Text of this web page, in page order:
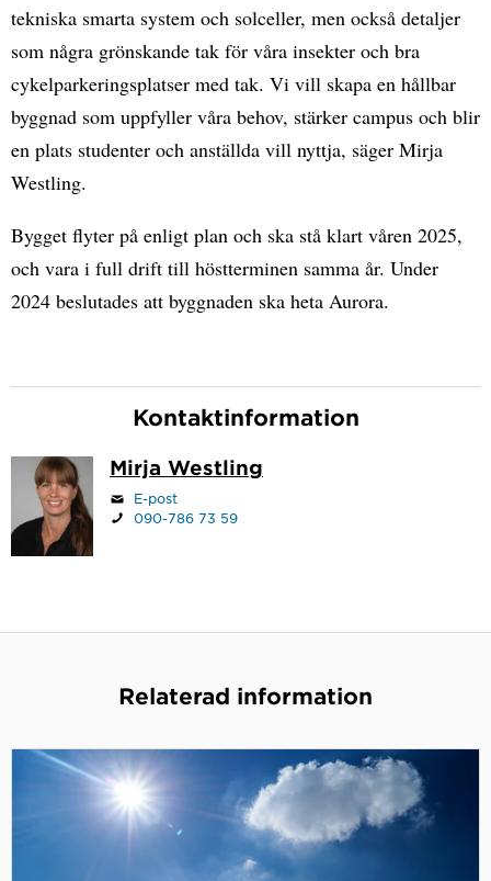
tekniska smarta system och solceller, men också detaljer
som några grönskande tak för våra insekter och bra
cykelparkeringsplatser med tak. Vi vill skapa en hållbar
byggnad som uppfyller våra behov, stärker campus och blir
en plats studenter och anställda vill nyttja, säger Mirja
Westling.
Bygget flyter på enligt plan och ska stå klart våren 2025,
och vara i full drift till höstterminen samma år. Under
2024 beslutades att byggnaden ska heta Aurora.
Kontaktinformation
Mirja Westling
E-post
090-786 73 59
Relaterad information